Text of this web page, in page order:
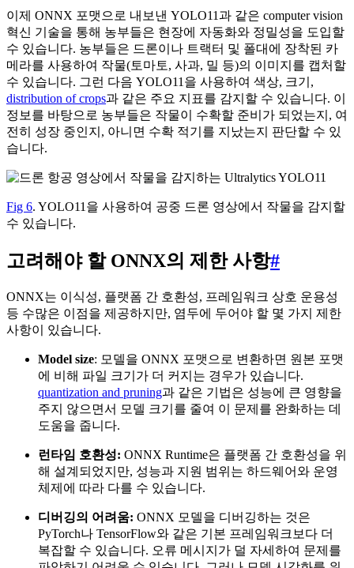
이제 ONNX 포맷으로 내보낸 YOLO11과 같은 computer vision
혁신 기술을 통해 농부들은 현장에 자동화와 정밀성을 도입할
수 있습니다. 농부들은 드론이나 트랙터 및 폴대에 장착된 카
메라를 사용하여 작물(토마토, 사과, 밀 등)의 이미지를 캡처할
수 있습니다. 그런 다음 YOLO11을 사용하여 색상, 크기,
distribution of crops과 같은 주요 지표를 감지할 수 있습니다. 이
정보를 바탕으로 농부들은 작물이 수확할 준비가 되었는지, 여
전히 성장 중인지, 아니면 수확 적기를 지났는지 판단할 수 있
습니다.
Fig 6. YOLO11을 사용하여 공중 드론 영상에서 작물을 감지할
수 있습니다.
고려해야 할 ONNX의 제한 사항#
ONNX는 이식성, 플랫폼 간 호환성, 프레임워크 상호 운용성
등 수많은 이점을 제공하지만, 염두에 두어야 할 몇 가지 제한
사항이 있습니다.
Model size: 모델을 ONNX 포맷으로 변환하면 원본 포맷
에 비해 파일 크기가 더 커지는 경우가 있습니다.
quantization and pruning과 같은 기법은 성능에 큰 영향을
주지 않으면서 모델 크기를 줄여 이 문제를 완화하는 데
도움을 줍니다.
런타임 호환성: ONNX Runtime은 플랫폼 간 호환성을 위
해 설계되었지만, 성능과 지원 범위는 하드웨어와 운영
체제에 따라 다를 수 있습니다.
디버깅의 어려움: ONNX 모델을 디버깅하는 것은
PyTorch나 TensorFlow와 같은 기본 프레임워크보다 더
복잡할 수 있습니다. 오류 메시지가 덜 자세하여 문제를